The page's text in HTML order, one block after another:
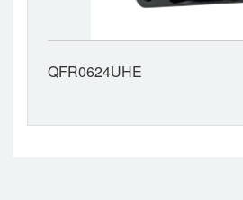
QFR0624UHE